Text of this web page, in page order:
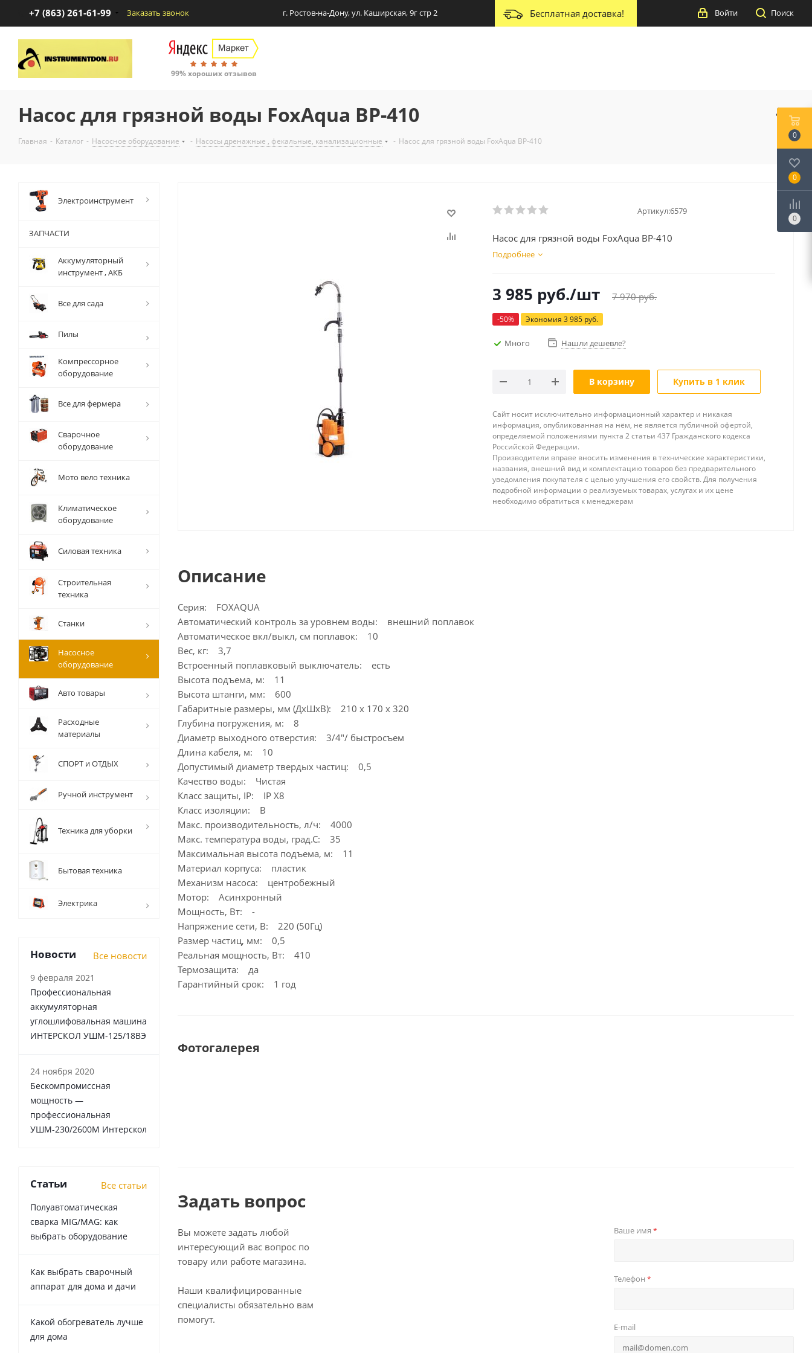
+7 (863) 261-61-99 Заказать звонок г. Ростов-на-Дону, ул. Каширская, 9г стр 2 Бесплатная доставка! Поиск
Войти
99% хороших отзывов
Насос для грязной воды FoxAqua BP-410
Главная - Каталог - Насосное оборудование - Насосы дренажные , фекальные, канализационные - Насос для грязной воды FoxAqua BP-410
Артикул:6579
Насос для грязной воды FoxAqua BP-410
Подробнее
3 985 руб./шт 7 970руб.
-50% Экономия 3 985 руб.
Много Нашли дешевле?
В корзину Купить в 1 клик
Сайт носит исключительно информационный характер и никакая
информация, опубликованная на нём, не является публичной офертой,
определяемой положениями пункта 2 статьи 437 Гражданского кодекса
Российской Федерации.
Производители вправе вносить изменения в технические характеристики,
названия, внешний вид и комплектацию товаров без предварительного
уведомления покупателя с целью улучшения его свойств. Для получения
подробной информации о реализуемых товарах, услугах и их цене
необходимо обратиться к менеджерам
Описание
Серия: FOXAQUA
Автоматический контроль за уровнем воды: внешний поплавок
Автоматическое вкл/выкл, см поплавок: 10
Вес, кг: 3,7
Встроенный поплавковый выключатель: есть
Высота подъема, м: 11
Высота штанги, мм: 600
Габаритные размеры, мм (ДхШхВ): 210 х 170 х 320
Глубина погружения, м: 8
Диаметр выходного отверстия: 3/4"/ быстросъем
Длина кабеля, м: 10
Допустимый диаметр твердых частиц: 0,5
Качество воды: Чистая
Класс защиты, IP: IP X8
Класс изоляции: В
Макс. производительность, л/ч: 4000
Макс. температура воды, град.С: 35
Максимальная высота подъема, м: 11
Материал корпуса: пластик
Механизм насоса: центробежный
Мотор: Асинхронный
Мощность, Вт: -
Напряжение сети, В: 220 (50Гц)
Размер частиц, мм: 0,5
Реальная мощность, Вт: 410
Термозащита: да
Гарантийный срок: 1 год
Фотогалерея
Задать вопрос
Вы можете задать любой
интересующий вас вопрос по
товару или работе магазина.
Наши квалифицированные
специалисты обязательно вам
помогут.
Ваше имя *
Телефон *
E-mail
Электроинструмент
ЗАПЧАСТИ
Аккумуляторный
инструмент , АКБ
Все для сада
Пилы
Компрессорное
оборудование
Все для фермера
Сварочное
оборудование
Мото вело техника
Климатическое
оборудование
Силовая техника
Строительная
техника
Станки
Насосное
оборудование
Авто товары
Расходные
материалы
СПОРТ и ОТДЫХ
Ручной инструмент
Техника для уборки
Бытовая техника
Электрика
Новости Все новости
9 февраля 2021
Профессиональная
аккумуляторная
углошлифовальная машина
ИНТЕРСКОЛ УШМ-125/18ВЭ
24 ноября 2020
Бескомпромиссная
мощность —
профессиональная
УШМ-230/2600М Интерскол
Статьи Все статьи
Полуавтоматическая
сварка MIG/MAG: как
выбрать оборудование
Как выбрать сварочный
аппарат для дома и дачи
Какой обогреватель лучше
для дома
0
0
0